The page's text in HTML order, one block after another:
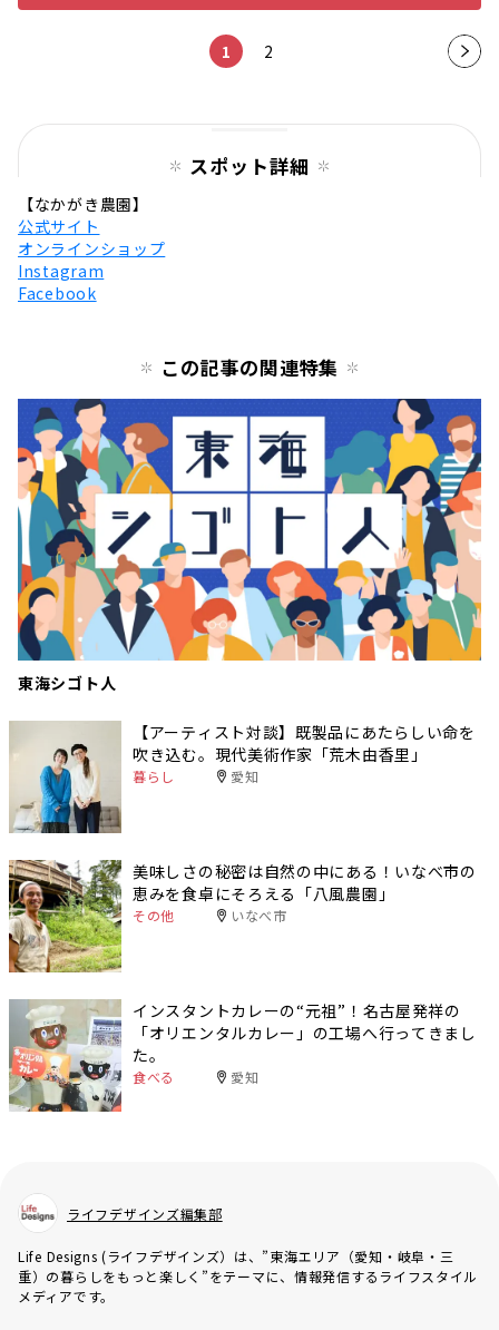
1 2
次の
スポット詳細
【なかがき農園】
公式サイト
オンラインショップ
Instagram
Facebook
この記事の関連特集
東海シゴト人
【アーティスト対談】既製品にあたらしい命を
吹き込む。現代美術作家「荒木由香里」
暮らし 愛知
美味しさの秘密は自然の中にある！いなべ市の
恵みを食卓にそろえる「八風農園」
その他 いなべ市
インスタントカレーの“元祖”！名古屋発祥の
「オリエンタルカレー」の工場へ行ってきまし
た。
食べる 愛知
ライフデザインズ編集部
Life Designs (ライフデザインズ）は、”東海エリア（愛知・岐阜・三
重）の暮らしをもっと楽しく”をテーマに、情報発信するライフスタイル
メディアです。